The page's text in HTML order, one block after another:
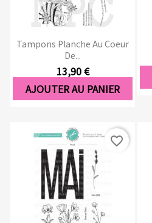
Tampons Planche Au Coeur
De...
13,90 €
AJOUTER AU PANIER
favorite_border